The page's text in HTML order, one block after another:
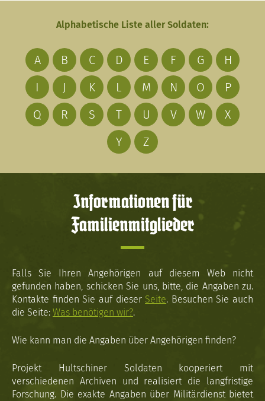
Alphabetische Liste aller Soldaten:
A B C D E F G
H
I
J K L M N O
P
Q
R S T U V W
X
Y
Z
Informationen für
Familienmitglieder
Falls Sie Ihren Angehörigen auf diesem Web nicht
gefunden haben, schicken Sie uns, bitte, die Angaben zu.
Kontakte finden Sie auf dieser Seite. Besuchen Sie auch
die Seite: Was benötigen wir?.
Wie kann man die Angaben über Angehörigen finden?
Projekt Hultschiner Soldaten kooperiert mit
verschiedenen Archiven und realisiert die langfristige
Forschung. Die exakte Angaben über Militärdienst bietet